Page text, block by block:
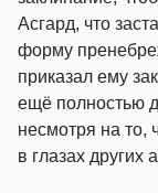
Асгард, что
форму
приказал ему
ещё полностью
несмотря на то,
в глазах